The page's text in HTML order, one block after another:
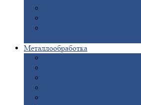
Металлообработка